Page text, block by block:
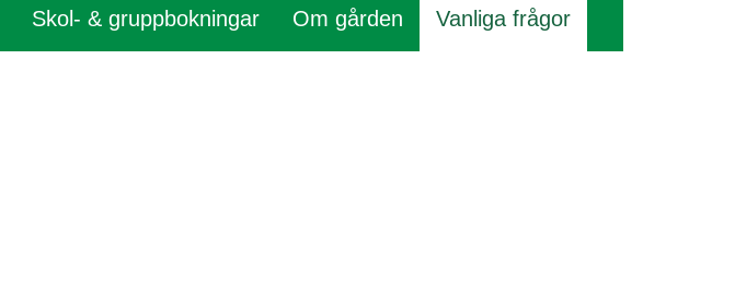
Skol- & gruppbokningar Om gården Vanliga frågor